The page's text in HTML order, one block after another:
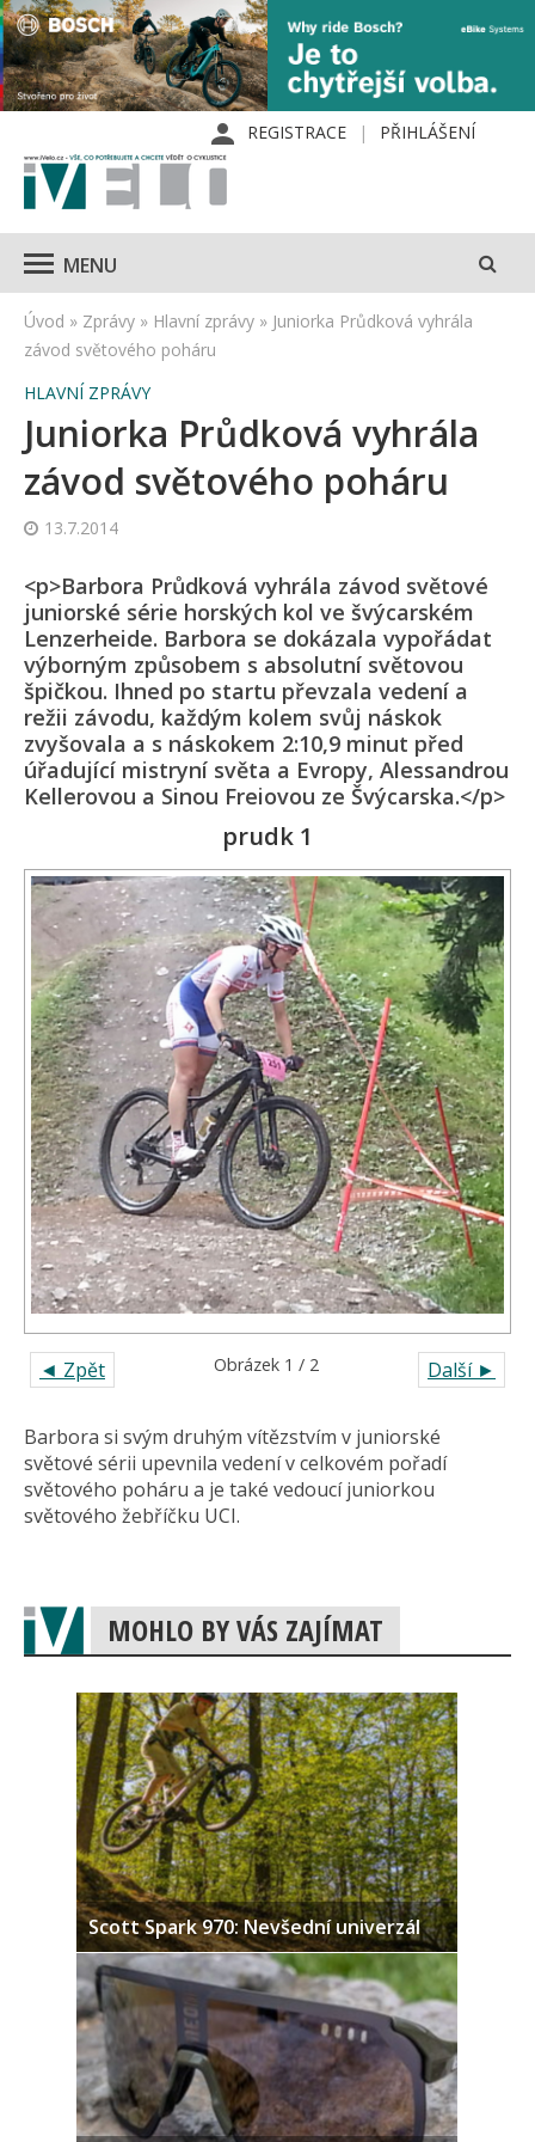
REGISTRACE PŘIHLÁŠENÍ
MENU
Úvod » Zprávy » Hlavní zprávy » Juniorka Průdková vyhrála
závod světového poháru
HLAVNÍ ZPRÁVY
Juniorka Průdková vyhrála
závod světového poháru
13.7.2014
<p>Barbora Průdková vyhrála závod světové
juniorské série horských kol ve švýcarském
Lenzerheide. Barbora se dokázala vypořádat
výborným způsobem s absolutní světovou
špičkou. Ihned po startu převzala vedení a
režii závodu, každým kolem svůj náskok
zvyšovala a s náskokem 2:10,9 minut před
úřadující mistryní světa a Evropy, Alessandrou
Kellerovou a Sinou Freiovou ze Švýcarska.</p>
prudk 1
◄ Zpět Další ►
Obrázek 1 / 2
Barbora si svým druhým vítězstvím v juniorské
světové sérii upevnila vedení v celkovém pořadí
světového poháru a je také vedoucí juniorkou
světového žebříčku UCI.
MOHLO BY VÁS ZAJÍMAT
Scott Spark 970: Nevšední univerzál